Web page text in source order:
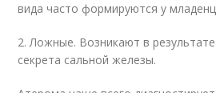
вида часто формируются у
2. Ложные. Возникают в
секрета сальной железы.